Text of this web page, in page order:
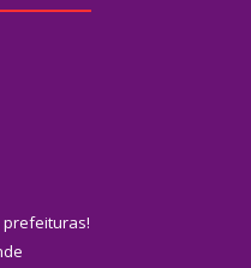
prefeituras!